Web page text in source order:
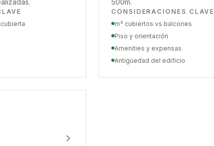
500m.
CONSIDERACIONES CLAVE
m² cubiertos vs balcones
Piso y orientación
Amenities y expensas
Antigüedad del edificio